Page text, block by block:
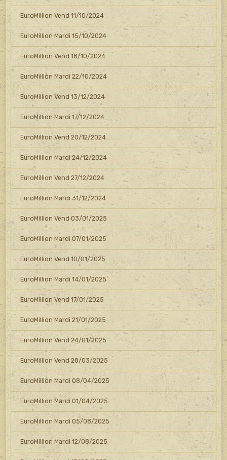
EuroMillion Vend 11/10/2024
EuroMillion Mardi 15/10/2024
EuroMillion Vend 18/10/2024
EuroMillion Mardi 22/10/2024
EuroMillion Vend 13/12/2024
EuroMillion Mardi 17/12/2024
EuroMillion Vend 20/12/2024
EuroMillion Mardi 24/12/2024
EuroMillion Vend 27/12/2024
EuroMillion Mardi 31/12/2024
EuroMillion Vend 03/01/2025
EuroMillion Mardi 07/01/2025
EuroMillion Vend 10/01/2025
EuroMillion Mardi 14/01/2025
EuroMillion Vend 17/01/2025
EuroMillion Mardi 21/01/2025
EuroMillion Vend 24/01/2025
EuroMillion Vend 28/03/2025
EuroMillion Mardi 08/04/2025
EuroMillion Mardi 01/04/2025
EuroMillion Mardi 05/08/2025
EuroMillion Mardi 12/08/2025